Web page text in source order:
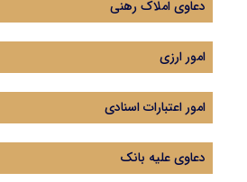
دعاوی املاک رهنی
امور ارزی
امور اعتبارات اسنادی
دعاوی علیه بانک